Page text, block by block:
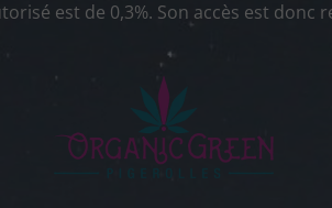
est de 0,3%. Son accès est